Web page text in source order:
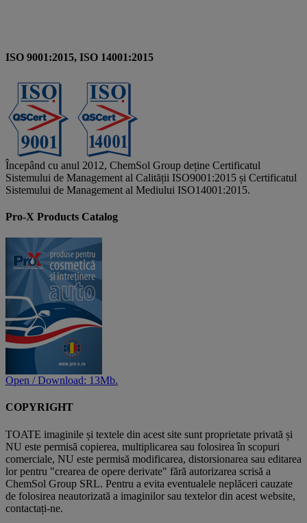
ISO 9001:2015, ISO 14001:2015
Începând cu anul 2012, ChemSol Group deține Certificatul
Sistemului de Management al Calității ISO9001:2015 și Certificatul
Sistemului de Management al Mediului ISO14001:2015.
Pro-X Products Catalog
Open / Download: 13Mb.
COPYRIGHT
TOATE imaginile și textele din acest site sunt proprietate privată și
NU este permisă copierea, multiplicarea sau folosirea în scopuri
comerciale, NU este permisă modificarea, distorsionarea sau editarea
lor pentru "crearea de opere derivate" fără autorizarea scrisă a
ChemSol Group SRL. Pentru a evita eventualele neplăceri cauzate
de folosirea neautorizată a imaginilor sau textelor din acest website,
contactați-ne.